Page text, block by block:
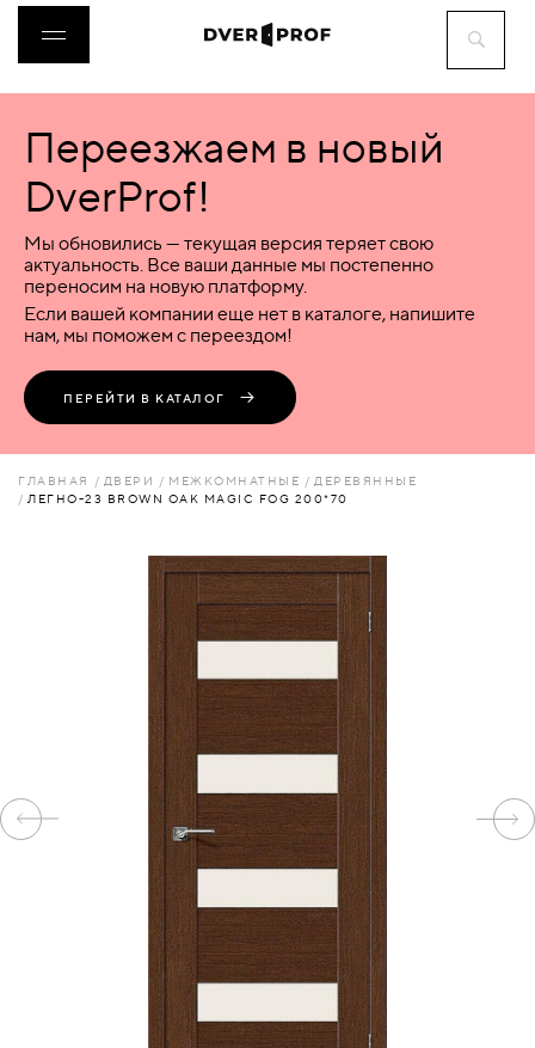
ДВЕРИ
ФУРНИТУРА
ВОРОТА
ПЕРЕГОРОДКИ
КОМПЛЕКТУЮЩИЕ
КОМПАНИИ
ИНТЕРЕСНЫЕ
Переезжаем в новый
DverProf!
Мы обновились — текущая версия теряет свою
актуальность. Все ваши данные мы постепенно
переносим на новую платформу.
Если вашей компании еще нет в каталоге, напишите
нам, мы поможем с переездом!
ПЕРЕЙТИ В КАТАЛОГ
ГЛАВНАЯ ДВЕРИ МЕЖКОМНАТНЫЕ
ДЕРЕВЯННЫЕ
ЛЕГНО-23 BROWN OAK MAGIC FOG 200*70